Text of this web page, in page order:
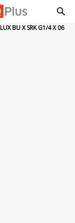
06
BU X SRK G1/4 X 06